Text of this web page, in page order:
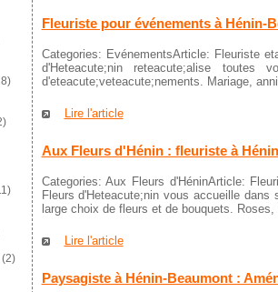
Fleuriste pour événements à Hénin-
Categories: EvénementsArticle: Fleuriste
d'Heteacute;nin reteacute;alise
d'eteacute;veteacute;nements. Mariage,
Lire l'article
Aux Fleurs d'Hénin : fleuriste à
Categories: Aux Fleurs d'HéninArticle:
Fleurs d'Heteacute;nin vous accueille
large choix de fleurs et de bouquets.
Lire l'article
Paysagiste à Hénin-Beaumont :